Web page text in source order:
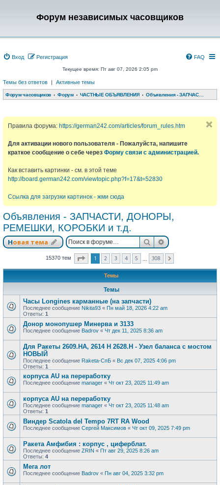
Форум независимых часовщиков
Вход Регистрация FAQ
Текущее время: Пт авг 07, 2026 2:05 pm
Темы без ответов | Активные темы
Форум часовщиков Форум ЧАСТНЫЕ ОБЪЯВЛЕНИЯ Объявления - ЗАПЧАСТИ, ДОНОРЫ, РЕМЕШКИ, КОРОБКИ и т.д.
Правила форума: https://german242.com/articles/forum_rules.htm
Для активации нового пользователя - Пожалуйста, напишите
краткое сообщение о себе через Форму связи с администрацией.
Как вставить картинки - см. в этой теме
http://board.german242.com/viewtopic.php?f=17&t=52830
Ссылка для загрузки картинок - жми сюда
Объявления - ЗАПЧАСТИ, ДОНОРЫ,
РЕМЕШКИ, КОРОБКИ и т.д.
Новая тема ПоискРасширенный
15370 тем Страница из 308
1 2 3 4 5 308
Темы
Темы
Часы Longines карманные (на запчасти)
Последнее сообщение Nikita93 « Пн май 18, 2026 4:22 am
Ответы: 1
Донор монопушер Минерва и 3133
Последнее сообщение Badrov « Чт дек 11, 2025 8:36 am
Для Ракеты 2609.НА, 2614 Н 2628.Н - Узел баланса с мостом
НОВЫЙ
Последнее сообщение Raketa-СпБ « Вс дек 07, 2025 4:06 pm
Ответы: 1
корпуса AU на переработку
Последнее сообщение manager « Чт окт 23, 2025 11:49 am
корпуса AU на переработку
Последнее сообщение manager « Чт окт 23, 2025 11:48 am
Ответы: 1
Виндер Scatola del Tempo 7RT RA Wood
Последнее сообщение Сергей Максимов « Чт окт 09, 2025 7:49 pm
Ракета Амфибия : корпус , циферблат.
Последнее сообщение ZRIN « Пт авг 29, 2025 8:26 am
Ответы: 4
Мега лот
Последнее сообщение Badrov « Пн авг 04, 2025 3:32 pm